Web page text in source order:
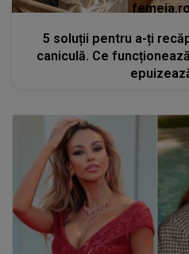
femeia.ro
5 soluții pentru a-ți
caniculă. Ce